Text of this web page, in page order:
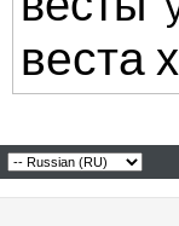
веста